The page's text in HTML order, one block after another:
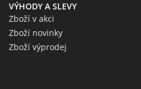
VÝHODY A SLEVY
Zboží v akci
Zboží novinky
Zboží výprodej